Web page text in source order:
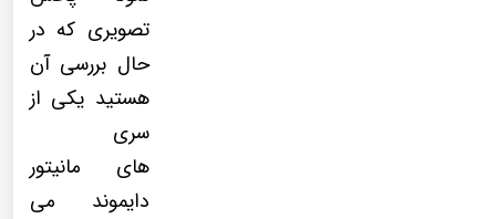
تصویری که در
حال بررسی آن
هستید یکی از
سری
های مانیتور
دایموند می